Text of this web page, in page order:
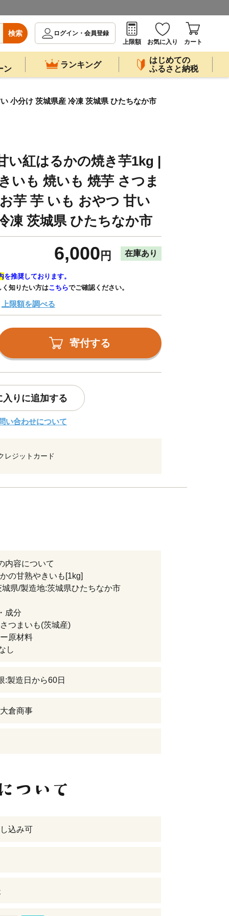
検索
ログイン・会員登録
上限額
お気に入り カート
ン
ランキング
はじめての
ふるさと納税
小分け 茨城県産 冷凍 茨城県 ひたちなか市
い紅はるかの焼き芋1kg |
いも 焼いも 焼芋 さつま
芋 芋 いも おやつ 甘い
凍 茨城県 ひたちなか市
6,000 円 在庫あり
を推奨しております。
く知りたい方はこちらでご確認ください。
上限額を調べる
寄付する
入りに追加する
い合わせについて
レジットカード
内容について
かの甘熟やきいも[1kg]
城県/製造地:茨城県ひたちなか市
成分
つまいも(茨城産)
原材料
し
:製造日から60日
倉商事
込み可